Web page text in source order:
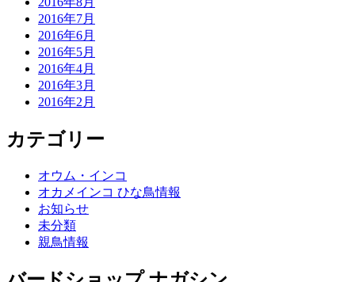
2016年7月
2016年6月
2016年5月
2016年4月
2016年3月
2016年2月
カテゴリー
オウム・インコ
オカメインコ ひな鳥情報
お知らせ
未分類
親鳥情報